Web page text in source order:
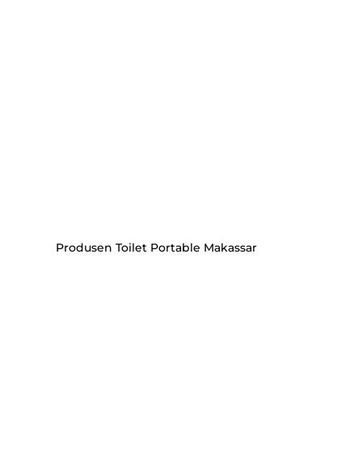
Produsen Toilet Portable Makassar